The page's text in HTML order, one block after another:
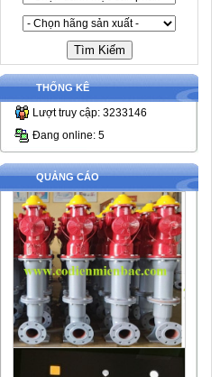
THỐNG KÊ
Lượt truy cập: 3233146
Đang online: 5
QUẢNG CÁO